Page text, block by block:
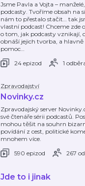
Jsme Pavla a Vojta –
podcasty. Tvoříme obsah na
nám to přestalo stačit… tak
vlastní podcast! Chceme zde
o tom, jak podcasty vznikají,
obnáší jejich tvorba, a hlavně
pomoc…
24 epizod
1
Zpravodajství
Novinky.cz
Zpravodajský server
své čtenáře sérii podcastů.
mohou těšit na souhrn
povídání z cest, politické
mnohem více.
590 epizod
267
Jde to i jinak